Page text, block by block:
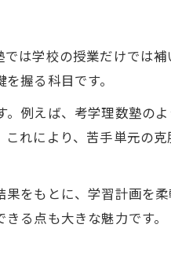
は学校の授業だけでは補
握る科目です。
例えば、考学理数塾の
れにより、苦手単元の
をもとに、学習計画を柔
る点も大きな魅力です。